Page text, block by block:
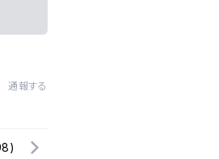
通報する